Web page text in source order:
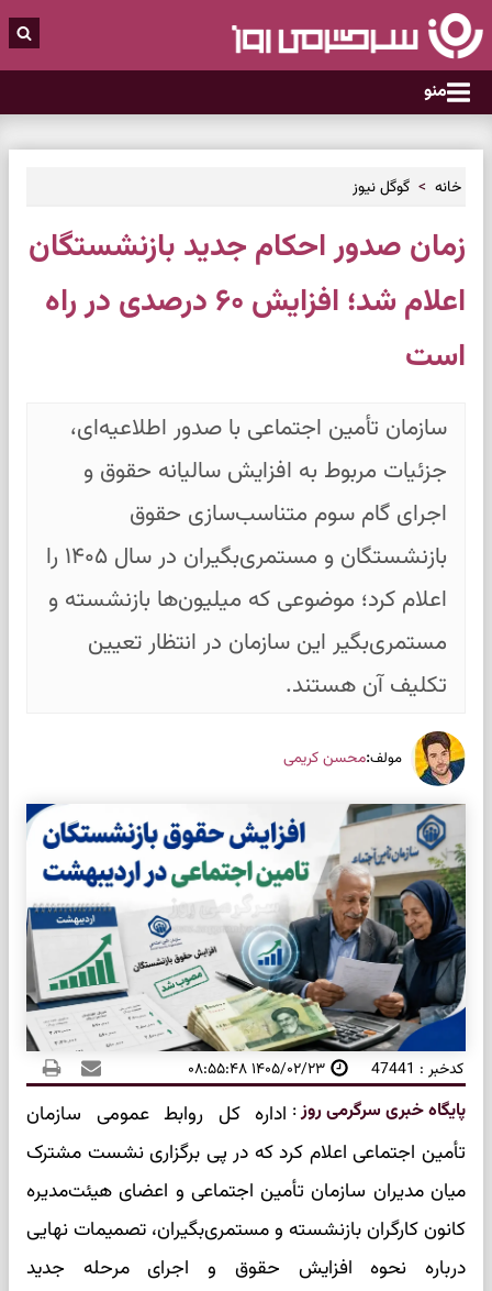
منو
خانه گوگل نیوز
زمان صدور احکام جدید بازنشستگان
اعلام شد؛ افزایش ۶۰ درصدی در راه
است
سازمان تأمین اجتماعی با صدور اطلاعیه‌ای،
جزئیات مربوط به افزایش سالیانه حقوق و
اجرای گام سوم متناسب‌سازی حقوق
بازنشستگان و مستمری‌بگیران در سال ۱۴۰۵ را
اعلام کرد؛ موضوعی که میلیون‌ها بازنشسته و
مستمری‌بگیر این سازمان در انتظار تعیین
تکلیف آن هستند.
مولف:محسن کریمی
کدخبر : 47441 ۱۴۰۵/۰۲/۲۳ ۰۸:۵۵:۴۸
پایگاه خبری سرگرمی روز: اداره کل روابط عمومی سازمان
تأمین اجتماعی اعلام کرد که در پی برگزاری نشست مشترک
میان مدیران سازمان تأمین اجتماعی و اعضای هیئت‌مدیره
کانون کارگران بازنشسته و مستمری‌بگیران، تصمیمات نهایی
درباره نحوه افزایش حقوق و اجرای مرحله جدید